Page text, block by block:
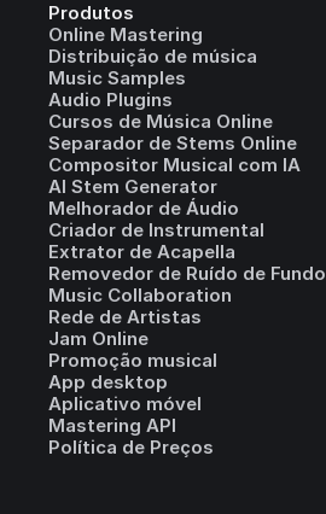
Produtos
Online Mastering
Distribuição de música
Music Samples
Audio Plugins
Cursos de Música Online
Separador de Stems Online
Compositor Musical com IA
AI Stem Generator
Melhorador de Áudio
Criador de Instrumental
Extrator de Acapella
Removedor de Ruído de Fundo
Music Collaboration
Rede de Artistas
Jam Online
Promoção musical
App desktop
Aplicativo móvel
Mastering API
Política de Preços